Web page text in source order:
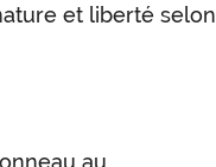
et liberté selon
au